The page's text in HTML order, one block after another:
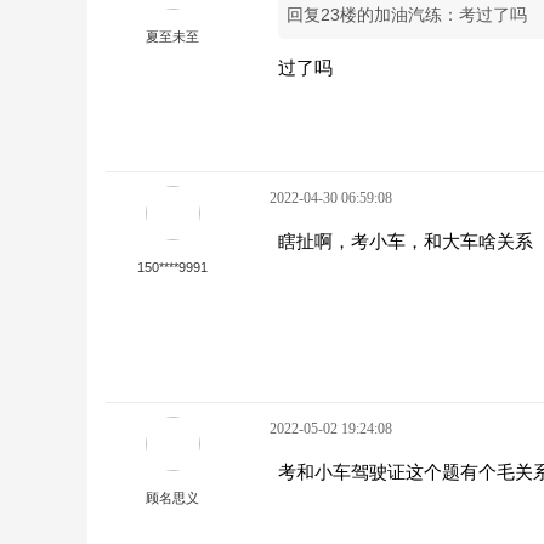
夏至未至
回复23楼的加油汽练：考过了吗
过了吗
150****9991
2022-04-30 06:59:08
瞎扯啊，考小车，和大车啥关系
顾名思义
2022-05-02 19:24:08
考和小车驾驶证这个题有个毛关